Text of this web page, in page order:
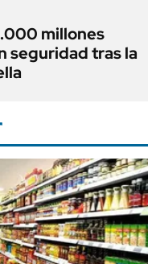
millones
seguridad tras la